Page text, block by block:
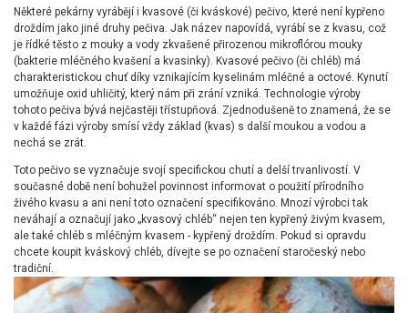
Některé pekárny vyrábějí i kvasové (či kváskové) pečivo, které není kypřeno
droždím jako jiné druhy pečiva. Jak název napovídá, vyrábí se z kvasu, což
je řídké těsto z mouky a vody zkvašené přirozenou mikroflórou mouky
(bakterie mléčného kvašení a kvasinky). Kvasové pečivo (či chléb) má
charakteristickou chuť díky vznikajícím kyselinám mléčné a octové. Kynutí
umožňuje oxid uhličitý, který nám při zrání vzniká. Technologie výroby
tohoto pečiva bývá nejčastěji třístupňová. Zjednodušeně to znamená, že se
v každé fázi výroby smísí vždy základ (kvas) s další moukou a vodou a
nechá se zrát.
Toto pečivo se vyznačuje svojí specifickou chutí a delší trvanlivostí. V
současné době není bohužel povinnost informovat o použití přírodního
živého kvasu a ani není toto označení specifikováno. Mnozí výrobci tak
neváhají a označují jako „kvasový chléb“ nejen ten kypřený živým kvasem,
ale také chléb s mléčným kvasem - kypřený droždím. Pokud si opravdu
chcete koupit kváskový chléb, dívejte se po označení staročeský nebo
tradiční.